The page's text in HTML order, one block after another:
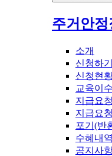
주거안
소개
신청하기
신청현
교육이
지급요
지급요
포기(반
수혜내역
공지사